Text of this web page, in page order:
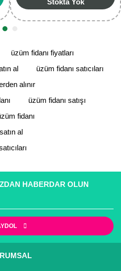
Stokta Yok
üzüm fidanı fiyatları
al
üzüm fidanı satıcıları
alınır
üzüm fidanı satışı
fidanı
al
HABERDAR OLUN